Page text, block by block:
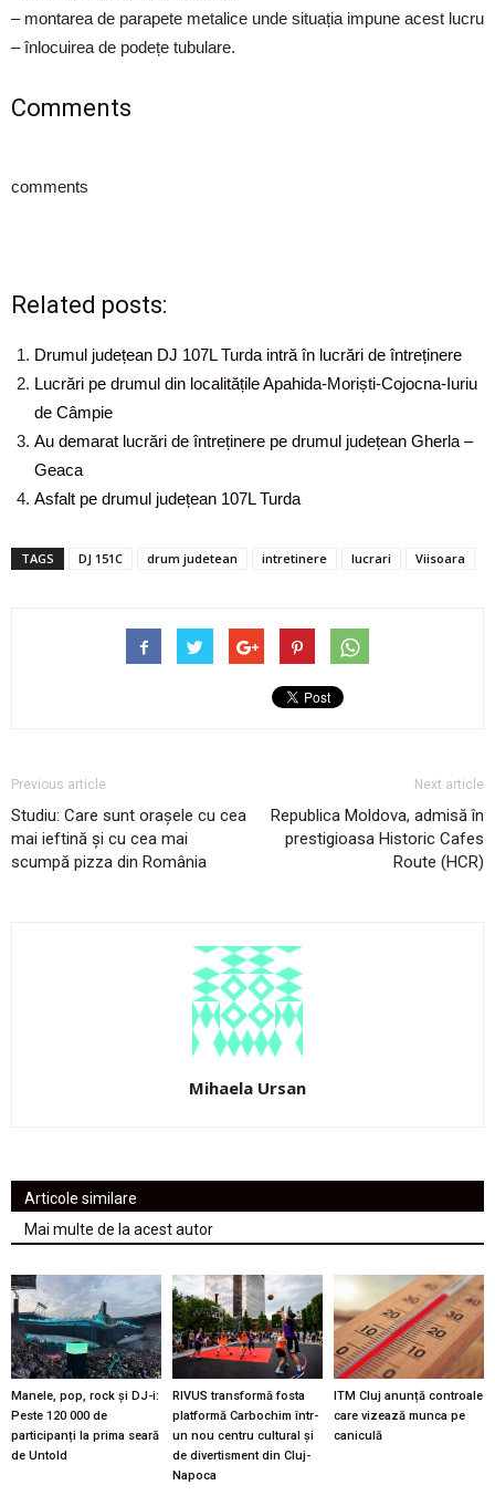
– montarea de parapete metalice unde situația impune acest lucru
– înlocuirea de podețe tubulare.
Comments
comments
Related posts:
Drumul județean DJ 107L Turda intră în lucrări de întreținere
Lucrări pe drumul din localitățile Apahida-Moriști-Cojocna-Iuriu
de Câmpie
Au demarat lucrări de întreținere pe drumul județean Gherla –
Geaca
Asfalt pe drumul județean 107L Turda
TAGS DJ 151C drum judetean intretinere lucrari Viisoara
Previous article
Studiu: Care sunt orașele cu cea
mai ieftină și cu cea mai
scumpă pizza din România
Next article
Republica Moldova, admisă în
prestigioasa Historic Cafes
Route (HCR)
Mihaela Ursan
Articole similare
Mai multe de la acest autor
Manele, pop, rock și DJ-i:
Peste 120 000 de
participanți la prima seară
de Untold
RIVUS transformă fosta
platformă Carbochim într-
un nou centru cultural și
de divertisment din Cluj-
Napoca
ITM Cluj anunță controale
care vizează munca pe
caniculă